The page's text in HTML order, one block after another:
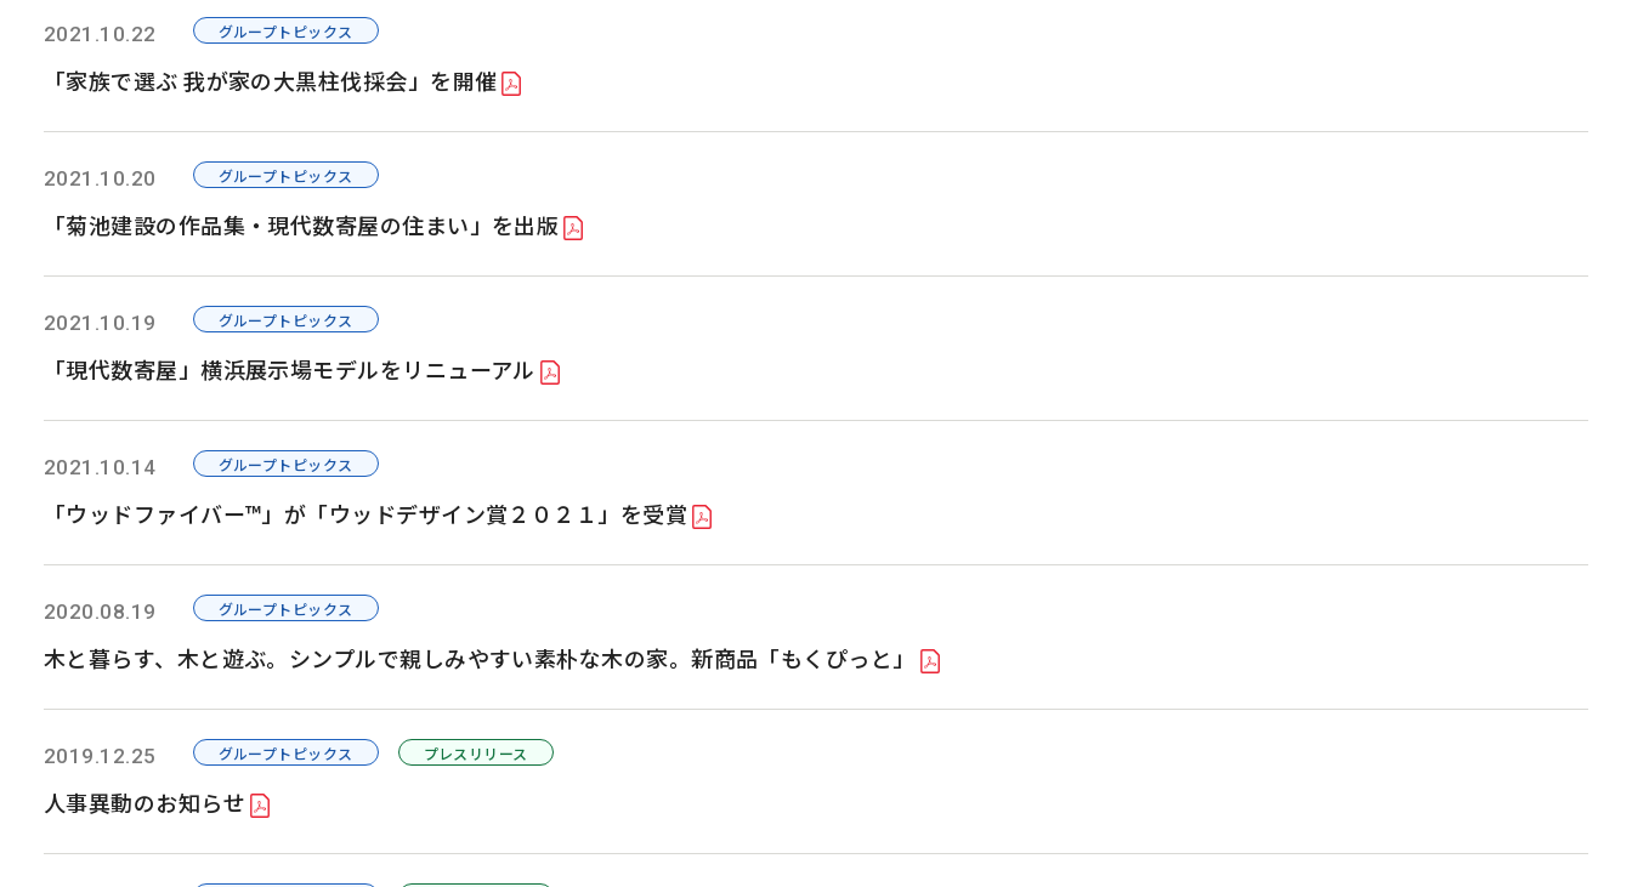
2021.10.22 グループトピックス
「家族で選ぶ 我が家の大黒柱伐採会」を開催
2021.10.20 グループトピックス
「菊池建設の作品集・現代数寄屋の住まい」を出版
2021.10.19 グループトピックス
「現代数寄屋」横浜展示場モデルをリニューアル
2021.10.14 グループトピックス
「ウッドファイバー™」が「ウッドデザイン賞２０２１」を受賞
2020.08.19 グループトピックス
木と暮らす、木と遊ぶ。シンプルで親しみやすい素朴な木の家。新商品「もくぴっと」
2019.12.25 グループトピックス プレスリリース
人事異動のお知らせ